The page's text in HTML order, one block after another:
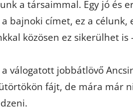
a társaimmal. Egy jó és
bajnoki címet, ez a célunk,
közösen ez sikerülhet is
válogatott jobbátlövő
fájt, de mára már